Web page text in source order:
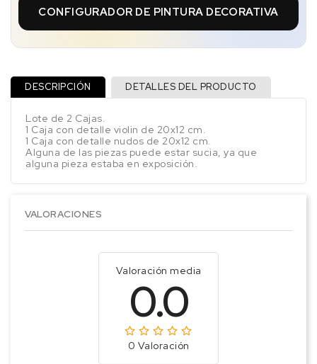
CONFIGURADOR DE PINTURA DECORATIVA
DESCRIPCIÓN DETALLES DEL PRODUCTO
Lote de 2 Cajas.
1 Caja con detalle violin de 20x12 cm.
1 Caja con detalle nudos de 20x12 cm.
Alguna de las piezas puede estar sucia, ya que
alguna pieza estaba en exposición.
VALORACIONES
Valoración media
0.0
0 Valoración